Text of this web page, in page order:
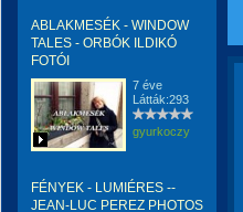
ABLAKMESÉK - WINDOW
TALES - ORBÓK ILDIKÓ
FOTÓI
7 éve
Látták:293
gyurkoczy
FÉNYEK - LUMIÉRES --
JEAN-LUC PEREZ PHOTOS